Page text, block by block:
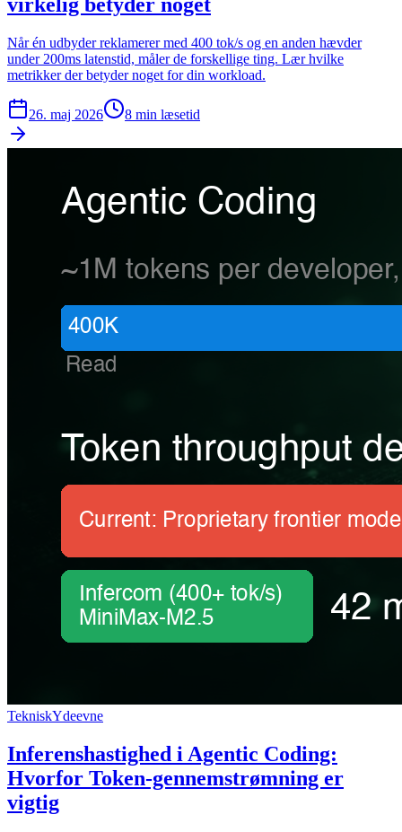
virkelig betyder noget
Når én udbyder reklamerer med 400 tok/s og en anden hævder
under 200ms latenstid, måler de forskellige ting. Lær hvilke
metrikker der betyder noget for din workload.
26. maj 2026 8 min læsetid
TekniskYdeevne
Inferenshastighed i Agentic Coding:
Hvorfor Token-gennemstrømning er
vigtig